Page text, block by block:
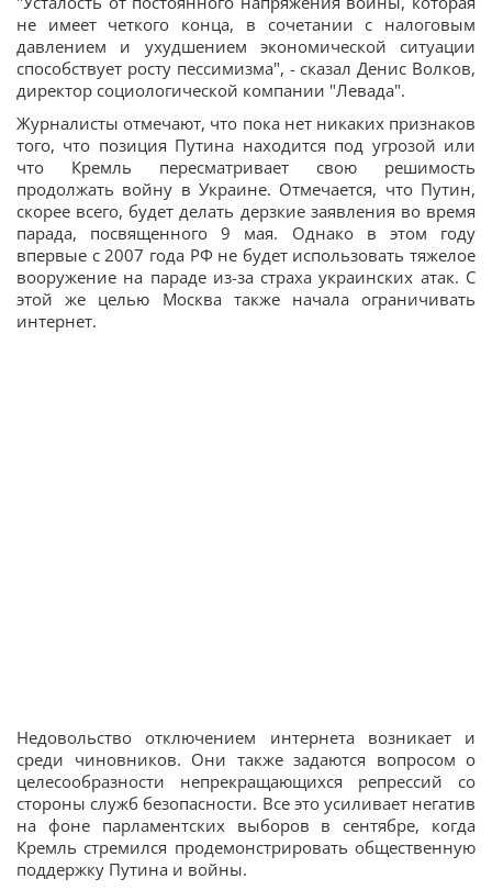
не имеет четкого конца, в сочетании с налоговым
давлением и ухудшением экономической ситуации
способствует росту пессимизма", - сказал Денис Волков,
директор социологической компании "Левада".
Журналисты отмечают, что пока нет никаких признаков
того, что позиция Путина находится под угрозой или
что Кремль пересматривает свою решимость
продолжать войну в Украине. Отмечается, что Путин,
скорее всего, будет делать дерзкие заявления во время
парада, посвященного 9 мая. Однако в этом году
впервые с 2007 года РФ не будет использовать тяжелое
вооружение на параде из-за страха украинских атак. С
этой же целью Москва также начала ограничивать
интернет.
Недовольство отключением интернета возникает и
среди чиновников. Они также задаются вопросом о
целесообразности непрекращающихся репрессий со
стороны служб безопасности. Все это усиливает негатив
на фоне парламентских выборов в сентябре, когда
Кремль стремился продемонстрировать общественную
поддержку Путина и войны.